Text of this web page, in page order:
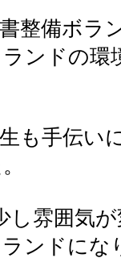
整備ボラ
ンドの環
も手伝い
し雰囲気
ンドにな